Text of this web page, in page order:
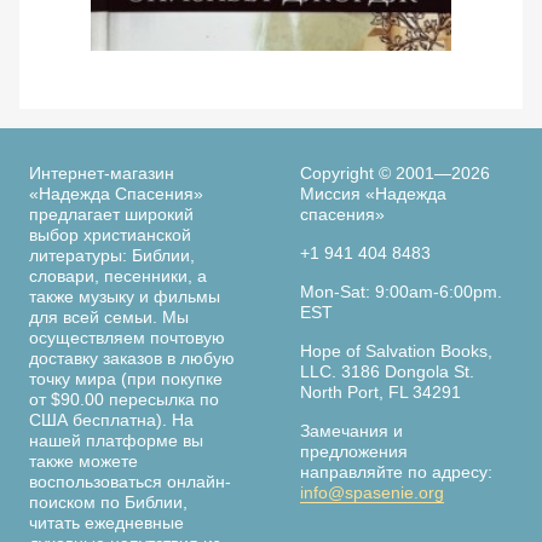
Страница
книги
Интернет-магазин
«Надежда Спасения»
предлагает широкий
выбор христианской
литературы: Библии,
словари, песенники, а
также музыку и фильмы
для всей семьи. Мы
осуществляем почтовую
доставку заказов в любую
точку мира (при покупке
от $90.00 пересылка по
США бесплатна). На
нашей платформе вы
также можете
воспользоваться онлайн-
поиском по Библии,
читать ежедневные
Copyright © 2001—2026
Миссия «Надежда
спасения»
+1 941 404 8483
Mon-Sat: 9:00am-6:00pm.
EST
Hope of Salvation Books,
LLC. 3186 Dongola St.
North Port, FL 34291
Замечания и
предложения
направляйте по адресу:
info@spasenie.org